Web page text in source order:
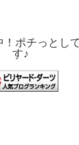
ポチっとし
す♪